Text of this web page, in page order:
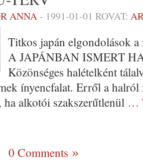
ANNA- 1991-01-01 ROVAT:
Titkos japán elgondolások a
A JAPÁNBAN ISMERT
Közönséges hal­ételként
ínyencfa­lat. Erről a halról
ha alko­tói szakszerűtlenül …
0 Comments